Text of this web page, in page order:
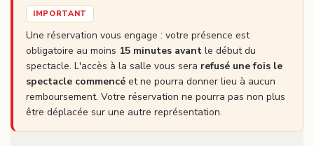
IMPORTANT
Une réservation vous engage : votre présence est
obligatoire au moins 15 minutes avant le début du
spectacle. L'accès à la salle vous sera refusé une fois le
spectacle commencé et ne pourra donner lieu à aucun
remboursement. Votre réservation ne pourra pas non plus
être déplacée sur une autre représentation.